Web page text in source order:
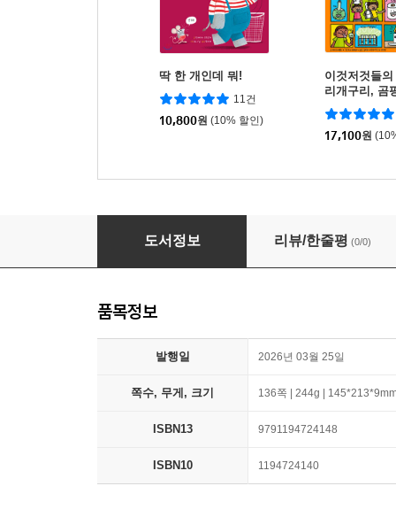
딱 한 개인데 뭐!
11건
10,800원 (10% 할인)
이것저것들
리개구리, 곰
NA의 하루
17,100원
밤하늘의 황제 수리부엉이가 고달픈 이유
도서정보 리뷰/한줄평 (0/0)
품목정보
발행일 2026년 03월 25일
쪽수, 무게, 크기 136쪽 | 244g |
ISBN13 9791194724148
ISBN10 1194724140